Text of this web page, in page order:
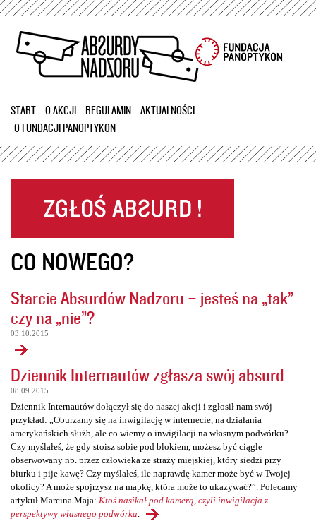
Przejdź
treści
START O AKCJI REGULAMIN
AKTUALNOŚCI
O FUNDACJI PANOPTYKON
CO NOWEGO?
Starcie Absurdów Nadzoru – jesteś na „tak”
czy na „nie”?
03.10.2015
Dziennik Internautów zgłasza swój absurd
08.09.2015
Dziennik Internautów dołączył się do naszej akcji i zgłosił nam swój
przykład: „Oburzamy się na inwigilację w internecie, na działania
amerykańskich służb, ale co wiemy o inwigilacji na własnym podwórku?
Czy myślałeś, że gdy stoisz sobie pod blokiem, możesz być ciągle
obserwowany np. przez człowieka ze straży miejskiej, który siedzi przy
biurku i pije kawę? Czy myślałeś, ile naprawdę kamer może być w Twojej
okolicy? A może spojrzysz na mapkę, która może to ukazywać?”. Polecamy
artykuł Marcina Maja: Ktoś nasikał pod kamerą, czyli inwigilacja z
perspektywy własnego podwórka